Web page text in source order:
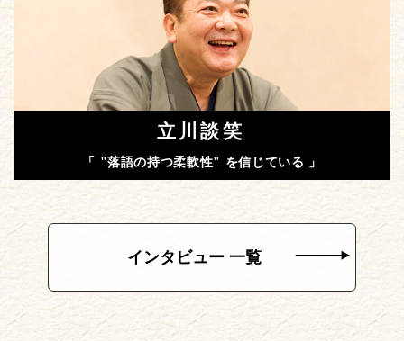
立川談笑
「 "落語の持つ柔軟性" を信じている 」
インタビュー 一覧